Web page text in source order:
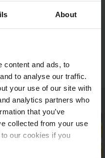
About
content and ads, to
to analyse our traffic.
your use of our site with
analytics partners who
that you’ve
collected from your use
our cookies if you